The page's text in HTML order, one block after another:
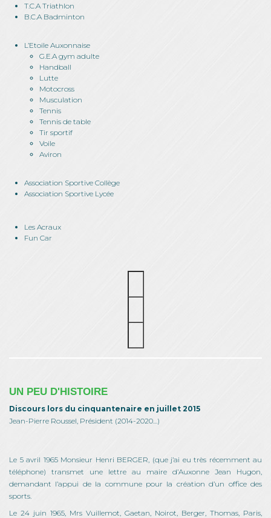
T.C.A Triathlon
B.C.A Badminton
L’Etoile Auxonnaise
G.E.A gym adulte
Handball
Lutte
Motocross
Musculation
Tennis
Tennis de table
Tir sportif
Voile
Aviron
Association Sportive Collège
Association Sportive Lycée
Les Acraux
Fun Car
UN PEU D'HISTOIRE
Discours lors du cinquantenaire en juillet 2015
Jean-Pierre Roussel, Président (2014-2020…)
Le 5 avril 1965 Monsieur Henri BERGER, (que j’ai eu très récemment au
téléphone) transmet une lettre au maire d’Auxonne Jean Hugon,
demandant l’appui de la commune pour la création d’un office des
sports.
Le 24 juin 1965, Mrs Vuillemot, Gaetan, Noirot, Berger, Thomas, Paris,